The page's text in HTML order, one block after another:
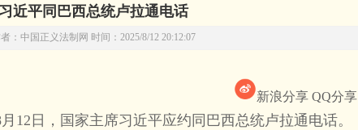
习近平同巴西总统卢拉通电话
：中国正义法制网 时间：2025/8/12 20:12:07
新浪分享 QQ分享
12日，国家主席习近平应约同巴西总统卢拉通电话。